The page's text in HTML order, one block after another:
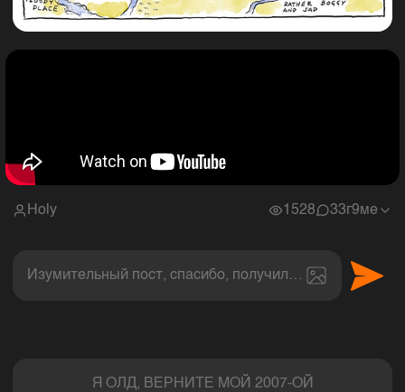
Holy 1528 33г9ме
Изумительный пост, спасибо, получил величайшее
Я ОЛД, ВЕРНИТЕ МОЙ 2007-ОЙ